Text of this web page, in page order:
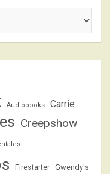
Audiobooks Carrie
Creepshow
Firestarter Gwendy's